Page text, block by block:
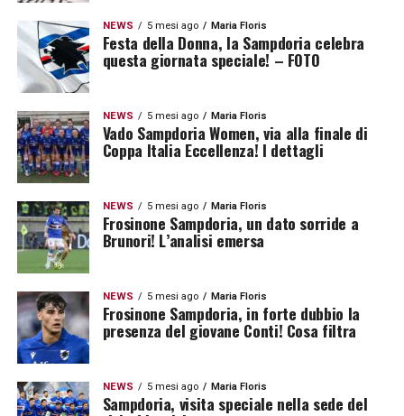
NEWS 5 mesi ago Maria Floris
Festa della Donna, la Sampdoria celebra
questa giornata speciale! – FOTO
NEWS 5 mesi ago Maria Floris
Vado Sampdoria Women, via alla finale di
Coppa Italia Eccellenza! I dettagli
NEWS 5 mesi ago Maria Floris
Frosinone Sampdoria, un dato sorride a
Brunori! L’analisi emersa
NEWS 5 mesi ago Maria Floris
Frosinone Sampdoria, in forte dubbio la
presenza del giovane Conti! Cosa filtra
NEWS 5 mesi ago Maria Floris
Sampdoria, visita speciale nella sede del